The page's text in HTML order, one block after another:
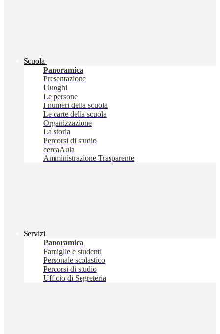
Scuola
Panoramica
Presentazione
I luoghi
Le persone
I numeri della scuola
Le carte della scuola
Organizzazione
La storia
Percorsi di studio
cercaAula
Amministrazione Trasparente
Servizi
Panoramica
Famiglie e studenti
Personale scolastico
Percorsi di studio
Ufficio di Segreteria